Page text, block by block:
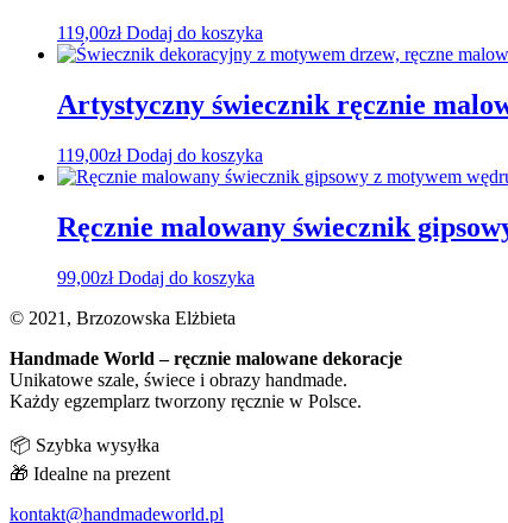
119,00zł Dodaj do koszyka
Artystyczny świecznik ręcznie
119,00zł Dodaj do koszyka
Ręcznie malowany świecznik
99,00zł Dodaj do koszyka
© 2021, Brzozowska Elżbieta
Handmade World – ręcznie malowane dekoracje
Unikatowe szale, świece i obrazy handmade.
Każdy egzemplarz tworzony ręcznie w Polsce.
📦 Szybka wysyłka
🎁 Idealne na prezent
kontakt@handmadeworld.pl